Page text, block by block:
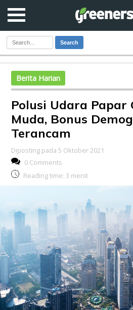
Search
Berita Harian
Polusi Udara Papar
Muda, Bonus
Terancam
Diposting pada 5 Oktober 2021
0 Comments
Reading time: 3 menit